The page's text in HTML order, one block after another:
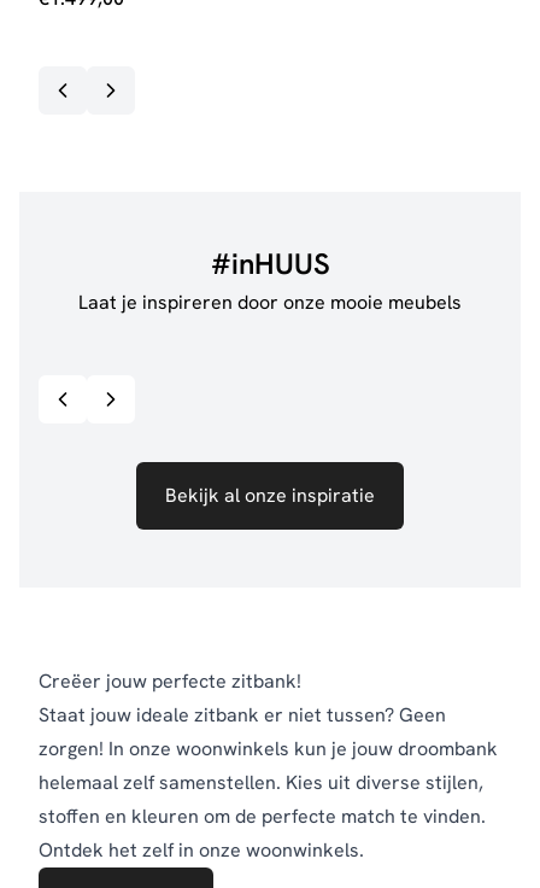
#inHUUS
Laat je inspireren door onze mooie meubels
Bekijk al onze inspiratie
Creëer jouw perfecte zitbank!
Staat jouw ideale zitbank er niet tussen? Geen
zorgen! In onze woonwinkels kun je jouw droombank
helemaal zelf samenstellen. Kies uit diverse stijlen,
stoffen en kleuren om de perfecte match te vinden.
Ontdek het zelf in onze woonwinkels.